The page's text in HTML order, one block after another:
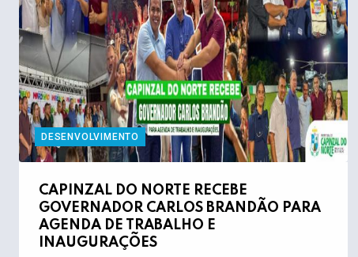
DESENVOLVIMENTO
CAPINZAL DO NORTE RECEBE
GOVERNADOR CARLOS BRANDÃO PARA
AGENDA DE TRABALHO E
INAUGURAÇÕES